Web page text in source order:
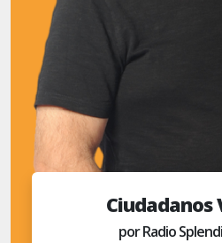
Ciudadanos
por Radio